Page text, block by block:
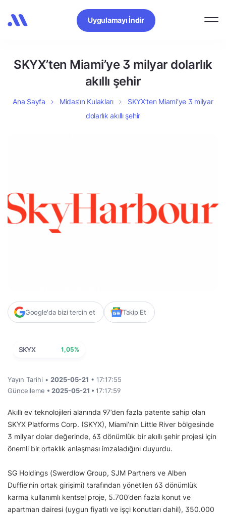
Uygulamayı İndir
SKYX’ten Miami’ye 3 milyar dolarlık
akıllı şehir
Ana Sayfa Midas’ın Kulakları
SKYX’ten Miami’ye 3 milyar
dolarlık akıllı şehir
Google'da bizi tercih et Takip Et
SKYX 1,05%
Yayın Tarihi • 2025-05-21 • 17:17:55
Güncelleme • 2025-05-21 • 17:17:59
Akıllı ev teknolojileri alanında 97’den fazla patente sahip olan
SKYX Platforms Corp. (SKYX), Miami’nin Little River bölgesinde
3 milyar dolar değerinde, 63 dönümlük bir akıllı şehir projesi için
önemli bir ortaklık anlaşması imzaladığını duyurdu.
SG Holdings (Swerdlow Group, SJM Partners ve Alben
Duffie’nin ortak girişimi) tarafından yönetilen 63 dönümlük
karma kullanımlı kentsel proje, 5.700’den fazla konut ve
apartman dairesi (uygun fiyatlı ve işçi konutları dahil), 350.000